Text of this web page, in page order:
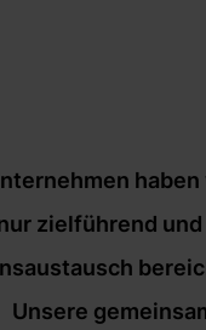
zielführend
Unsere